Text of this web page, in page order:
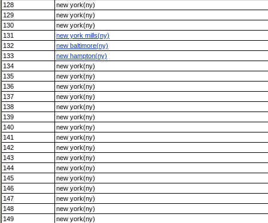
128
new york(ny)
129
new york(ny)
130
new york(ny)
131
new york mills(ny)
132
new baltimore(ny)
133
new hampton(ny)
134
new york(ny)
135
new york(ny)
136
new york(ny)
137
new york(ny)
138
new york(ny)
139
new york(ny)
140
new york(ny)
141
new york(ny)
142
new york(ny)
143
new york(ny)
144
new york(ny)
145
new york(ny)
146
new york(ny)
147
new york(ny)
148
new york(ny)
149
new york(ny)